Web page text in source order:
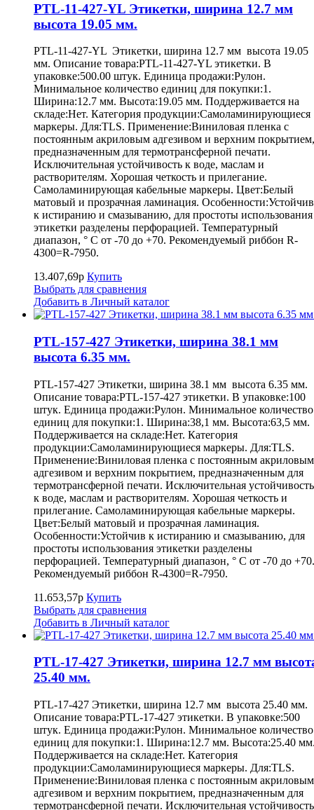
PTL-11-427-YL Этикетки, ширина 12.7 мм
высота 19.05 мм.
PTL-11-427-YL Этикетки, ширина 12.7 мм высота 19.05
мм. Описание товара:PTL-11-427-YL этикетки. В
упаковке:500.00 штук. Единица продажи:Рулон.
Минимальное количество единиц для покупки:1.
Ширина:12.7 мм. Высота:19.05 мм. Поддерживается на
складе:Нет. Категория продукции:Самоламинирующиеся
маркеры. Для:TLS. Применение:Виниловая пленка с
постоянным акриловым адгезивом и верхним покрытием,
предназначенным для термотрансферной печати.
Исключительная устойчивость к воде, маслам и
растворителям. Хорошая четкость и прилегание.
Самоламинирующая кабельные маркеры. Цвет:Белый
матовый и прозрачная ламинация. Особенности:Устойчив
к истиранию и смазыванию, для простоты использования
этикетки разделены перфорацией. Температурный
диапазон, ° С от -70 до +70. Рекомендуемый риббон R-
4300=R-7950.
13.407,69р Купить
Выбрать для сравнения
Добавить в Личный каталог
PTL-157-427 Этикетки, ширина 38.1 мм
высота 6.35 мм.
PTL-157-427 Этикетки, ширина 38.1 мм высота 6.35 мм.
Описание товара:PTL-157-427 этикетки. В упаковке:100
штук. Единица продажи:Рулон. Минимальное количество
единиц для покупки:1. Ширина:38,1 мм. Высота:63,5 мм.
Поддерживается на складе:Нет. Категория
продукции:Самоламинирующиеся маркеры. Для:TLS.
Применение:Виниловая пленка с постоянным акриловым
адгезивом и верхним покрытием, предназначенным для
термотрансферной печати. Исключительная устойчивость
к воде, маслам и растворителям. Хорошая четкость и
прилегание. Самоламинирующая кабельные маркеры.
Цвет:Белый матовый и прозрачная ламинация.
Особенности:Устойчив к истиранию и смазыванию, для
простоты использования этикетки разделены
перфорацией. Температурный диапазон, ° С от -70 до +70.
Рекомендуемый риббон R-4300=R-7950.
11.653,57р Купить
Выбрать для сравнения
Добавить в Личный каталог
PTL-17-427 Этикетки, ширина 12.7 мм
25.40 мм.
PTL-17-427 Этикетки, ширина 12.7 мм высота 25.40 мм.
Описание товара:PTL-17-427 этикетки. В упаковке:500
штук. Единица продажи:Рулон. Минимальное количество
единиц для покупки:1. Ширина:12.7 мм. Высота:25.40
Поддерживается на складе:Нет. Категория
продукции:Самоламинирующиеся маркеры. Для:TLS.
Применение:Виниловая пленка с постоянным акриловым
адгезивом и верхним покрытием, предназначенным для
термотрансферной печати. Исключительная устойчивость